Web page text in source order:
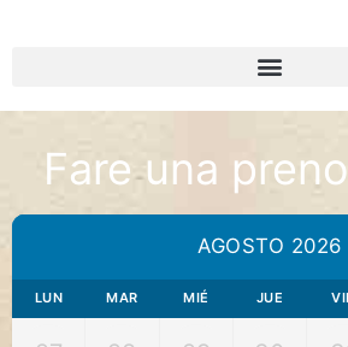
Fare una
AGOSTO 2026
LUN MAR MIÉ JUE